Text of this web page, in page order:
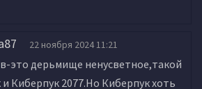
22 ноября 2024 11:21
это дерьмище ненусветное,такой
и Киберпук 2077.Но Киберпук хоть